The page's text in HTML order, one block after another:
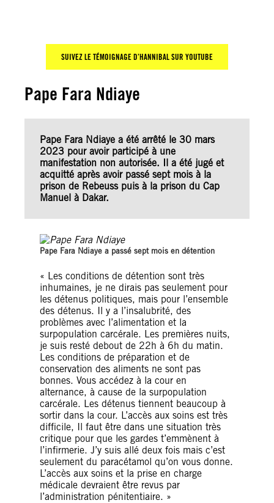
SUIVEZ LE TÉMOIGNAGE D’HANNIBAL SUR YOUTUBE
Pape Fara Ndiaye
Pape Fara Ndiaye a été arrêté le 30 mars
2023 pour avoir participé à une
manifestation non autorisée. Il a été jugé et
acquitté après avoir passé sept mois à la
prison de Rebeuss puis à la prison du Cap
Manuel à Dakar.
Pape Fara Ndiaye a passé sept mois en détention
« Les conditions de détention sont très
inhumaines, je ne dirais pas seulement pour
les détenus politiques, mais pour l’ensemble
des détenus. Il y a l’insalubrité, des
problèmes avec l’alimentation et la
surpopulation carcérale. Les premières nuits,
je suis resté debout de 22h à 6h du matin.
Les conditions de préparation et de
conservation des aliments ne sont pas
bonnes. Vous accédez à la cour en
alternance, à cause de la surpopulation
carcérale. Les détenus tiennent beaucoup à
sortir dans la cour. L’accès aux soins est très
difficile, Il faut être dans une situation très
critique pour que les gardes t’emmènent à
l’infirmerie. J’y suis allé deux fois mais c’est
seulement du paracétamol qu’on vous donne.
L’accès aux soins et la prise en charge
médicale devraient être revus par
l’administration pénitentiaire. »